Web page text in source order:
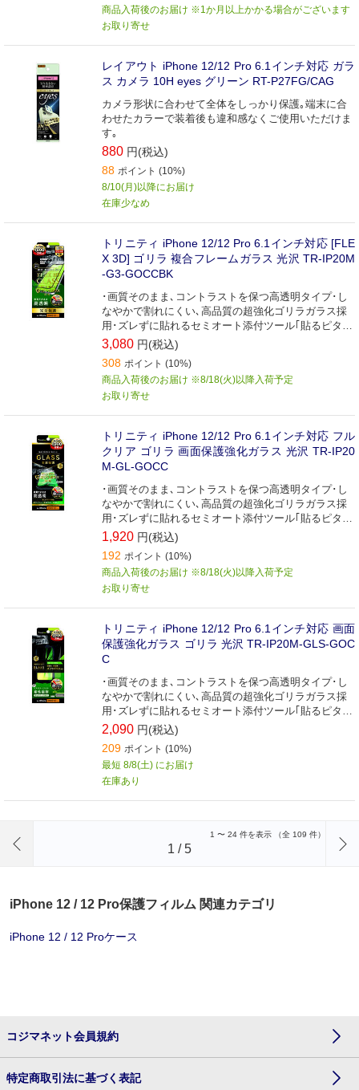
商品入荷後のお届け ※1か月以上かかる場合がございます
お取り寄せ
レイアウト iPhone 12/12 Pro 6.1インチ対応 ガラ
ス カメラ 10H eyes グリーン RT-P27FG/CAG
カメラ形状に合わせて全体をしっかり保護｡端末に合
わせたカラーで装着後も違和感なくご使用いただけま
す｡
880 円(税込)
88 ポイント (10%)
8/10(月)以降にお届け
在庫少なめ
トリニティ iPhone 12/12 Pro 6.1インチ対応 [FLE
X 3D] ゴリラ 複合フレームガラス 光沢 TR-IP20M
-G3-GOCCBK
･画質そのまま､コントラストを保つ高透明タイプ･し
なやかで割れにくい､高品質の超強化ゴリラガラス採
用･ズレずに貼れるセミオート添付ツール｢貼るピタX｣
採用
3,080 円(税込)
308 ポイント (10%)
商品入荷後のお届け ※8/18(火)以降入荷予定
お取り寄せ
トリニティ iPhone 12/12 Pro 6.1インチ対応 フル
クリア ゴリラ 画面保護強化ガラス 光沢 TR-IP20
M-GL-GOCC
･画質そのまま､コントラストを保つ高透明タイプ･し
なやかで割れにくい､高品質の超強化ゴリラガラス採
用･ズレずに貼れるセミオート添付ツール｢貼るピタX｣
採用
1,920 円(税込)
192 ポイント (10%)
商品入荷後のお届け ※8/18(火)以降入荷予定
お取り寄せ
トリニティ iPhone 12/12 Pro 6.1インチ対応 画面
保護強化ガラス ゴリラ 光沢 TR-IP20M-GLS-GOC
C
･画質そのまま､コントラストを保つ高透明タイプ･し
なやかで割れにくい､高品質の超強化ゴリラガラス採
用･ズレずに貼れるセミオート添付ツール｢貼るピタX｣
採用
2,090 円(税込)
209 ポイント (10%)
最短 8/8(土) にお届け
在庫あり
1 〜 24 件を表示 （全 109 件）
1 /5
iPhone 12 / 12 Pro保護フィルム 関連カテゴリ
iPhone 12 / 12 Proケース
コジマネット会員規約
特定商取引法に基づく表記